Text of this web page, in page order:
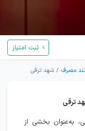
ثبت امتیاز
مصرف شهد ترقی
ترقی
به‌عنوان بخشی از